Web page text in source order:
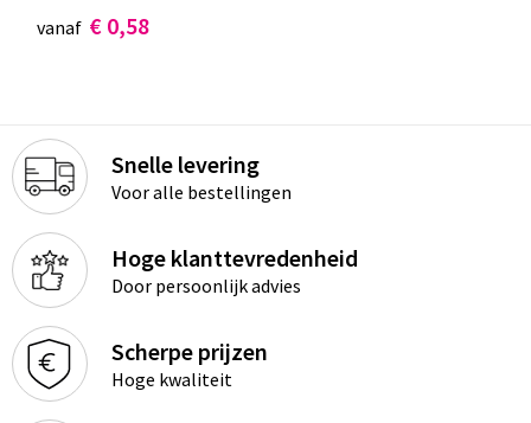
vanaf € 0,58
Snelle levering
Voor alle bestellingen
Hoge klanttevredenheid
Door persoonlijk advies
Scherpe prijzen
Hoge kwaliteit